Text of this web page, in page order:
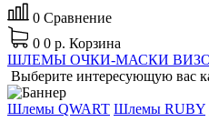
0 Сравнение
0 0 р. Корзина
ШЛЕМЫ ОЧКИ-МАСКИ
Выберите интересующую вас
Шлемы QWART Шлемы RUBY